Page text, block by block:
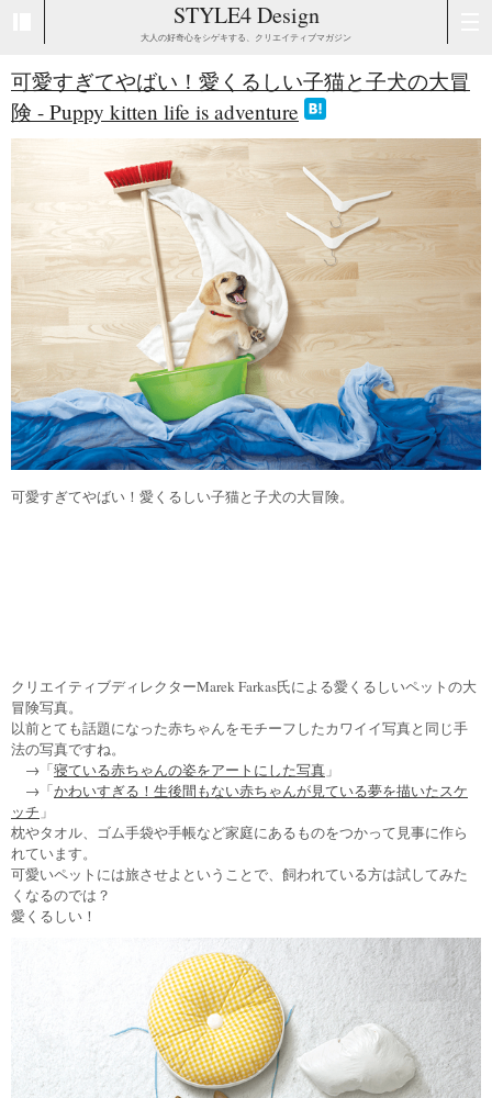
STYLE4 Design
大人の好奇心をシゲキする、クリエイティブマガジン
可愛すぎてやばい！愛くるしい子猫と子犬の大冒
険 - Puppy kitten life is adventure
可愛すぎてやばい！愛くるしい子猫と子犬の大冒険。
クリエイティブディレクターMarek Farkas氏による愛くるしいペットの大
冒険写真。
以前とても話題になった赤ちゃんをモチーフしたカワイイ写真と同じ手
法の写真ですね。
→「寝ている赤ちゃんの姿をアートにした写真 」
→「かわいすぎる！生後間もない赤ちゃんが見ている夢を描いたスケ
ッチ 」
枕やタオル、ゴム手袋や手帳など家庭にあるものをつかって見事に作ら
れています。
可愛いペットには旅させよということで、飼われている方は試してみた
くなるのでは？
愛くるしい！